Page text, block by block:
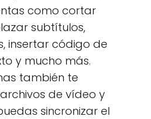
como cortar
subtítulos,
insertar código de
y mucho más.
también te
de vídeo y
sincronizar el